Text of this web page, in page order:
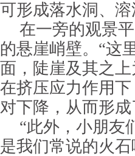
可形成落水洞、
在一旁的观景
的悬崖峭壁。“这
面，陡崖及其之
在挤压应力作用
对下降，从而形
“此外，小朋友
是我们常说的火